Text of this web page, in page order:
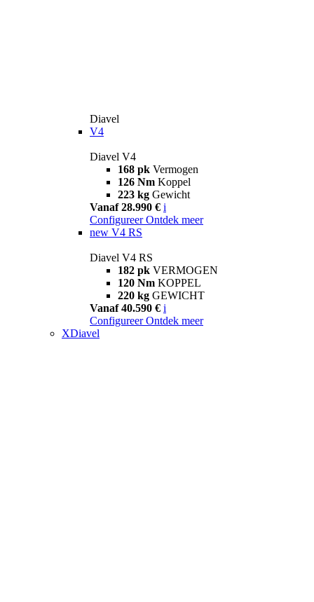
Diavel
V4
Diavel V4
168 pk Vermogen
126 Nm Koppel
223 kg Gewicht
Vanaf 28.990 € i
Configureer Ontdek meer
new V4 RS
Diavel V4 RS
182 pk VERMOGEN
120 Nm KOPPEL
220 kg GEWICHT
Vanaf 40.590 € i
Configureer Ontdek meer
XDiavel